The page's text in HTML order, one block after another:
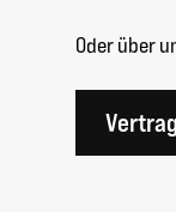
Oder über